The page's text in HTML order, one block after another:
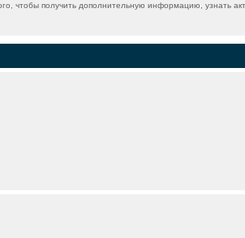
чтобы получить дополнительную информацию, узнать